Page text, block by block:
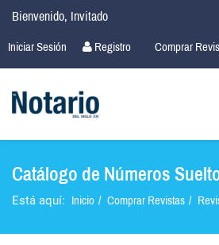
Bienvenido, Invitado
Registro
Iniciar Sesión Comprar
Catálogo de Números
Está aquí: Inicio Comprar Revistas